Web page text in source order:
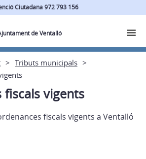
Ciutadana 972 793 156
de Ventalló
Tributs municipals
fiscals vigents
fiscals vigents a Ventalló